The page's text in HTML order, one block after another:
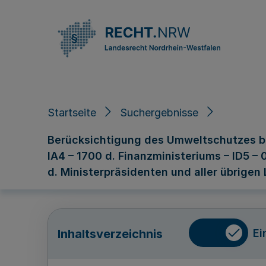
Startseite Suchergebnisse
Berücksichtigung des Umweltschutzes
IA4 – 1700 d. Finanzministeriums – ID5
d. Ministerpräsidenten und aller übrigen
Inhaltsverzeichnis